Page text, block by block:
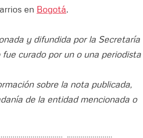
en Bogotá.
y difundida por la Secretaría
fue curado por un o una periodista
sobre la nota publicada,
de la entidad mencionada o